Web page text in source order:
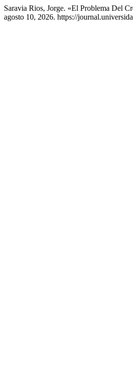
Saravia Rios, Jorge. «El Problema Del
agosto 10, 2026. https://